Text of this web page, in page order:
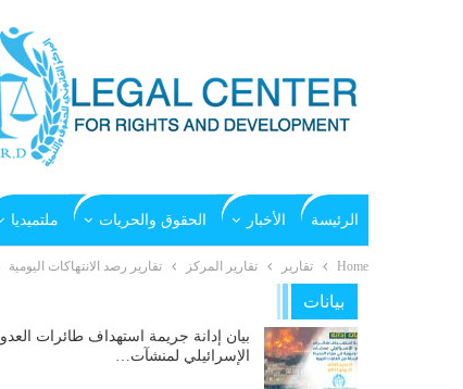
الرئيسة الأخبار الحقوق والحريات ملتميديا
Home تقارير تقارير المركز تقارير رصد الانتهاكات اليومية
بيانات
بيان إدانة جريمة استهداف طائرات العدو
الإسرائيلي لمنشآت…